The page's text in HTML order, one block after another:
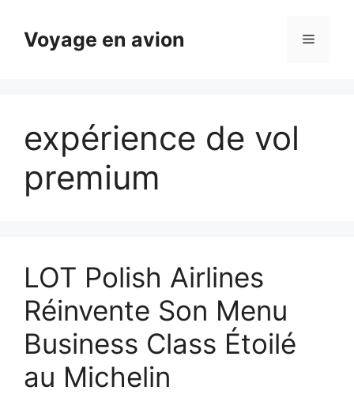
contenuVoyage en avion Menu
expérience de vol
premium
LOT Polish Airlines
Réinvente Son Menu
Business Class Étoilé
au Michelin